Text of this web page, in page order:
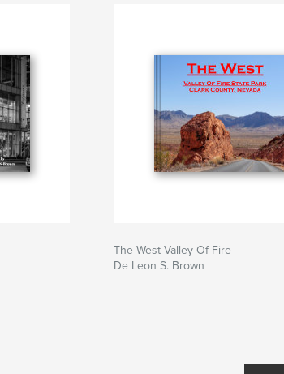
The West Valley Of Fire
De Leon S. Brown